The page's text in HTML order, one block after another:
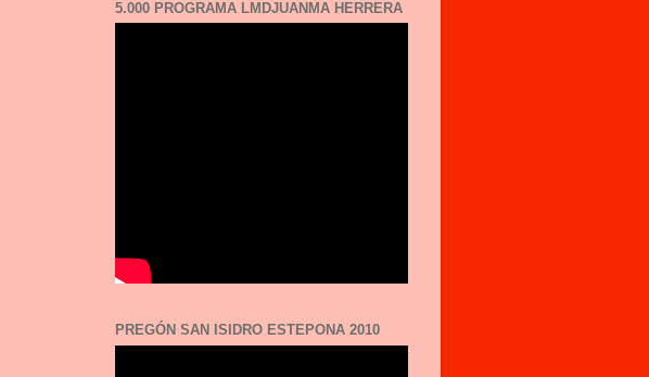
5.000 PROGRAMA LMDJUANMA HERRERA
PREGÓN SAN ISIDRO ESTEPONA 2010